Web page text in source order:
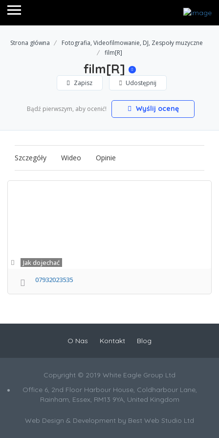
Strona główna
Fotografia, Videofilmowanie, DJ, Zespoły muzyczne
film[R]
film[R]
Zapisz Udostępnij
Bądź pierwszym, aby ocenić! Wyślij ocenę
Szczegóły Wideo Opinie
Jak dojechać
07932023535
O Nas Kontakt Blog
Copyright © 2019 White Eagle Group Ltd
Office 6, 2nd Floor Harbour House, Coldharbour Lane,
Rainham, Essex, RM13 9YA, United Kingdom
Web Design & Development by Best Web Studio Ltd